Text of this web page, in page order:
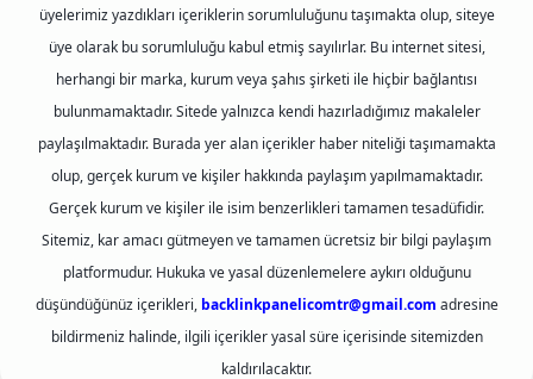
üyelerimiz yazdıkları içeriklerin sorumluluğunu taşımakta olup, siteye
üye olarak bu sorumluluğu kabul etmiş sayılırlar. Bu internet sitesi,
herhangi bir marka, kurum veya şahıs şirketi ile hiçbir bağlantısı
bulunmamaktadır. Sitede yalnızca kendi hazırladığımız makaleler
paylaşılmaktadır. Burada yer alan içerikler haber niteliği taşımamakta
olup, gerçek kurum ve kişiler hakkında paylaşım yapılmamaktadır.
Gerçek kurum ve kişiler ile isim benzerlikleri tamamen tesadüfidir.
Sitemiz, kar amacı gütmeyen ve tamamen ücretsiz bir bilgi paylaşım
platformudur. Hukuka ve yasal düzenlemelere aykırı olduğunu
düşündüğünüz içerikleri, backlinkpanelicomtr@gmail.com adresine
bildirmeniz halinde, ilgili içerikler yasal süre içerisinde sitemizden
kaldırılacaktır.